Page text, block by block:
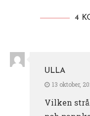
4
ULLA
13 oktober,
Vilken